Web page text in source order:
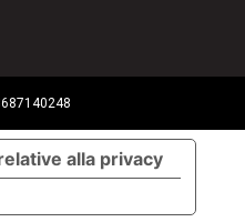
alla privacy